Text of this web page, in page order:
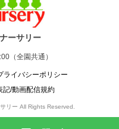
ーサリー
（全園共通）
ライバシーポリシー
記/動画配信規約
リー All Rights Reserved.